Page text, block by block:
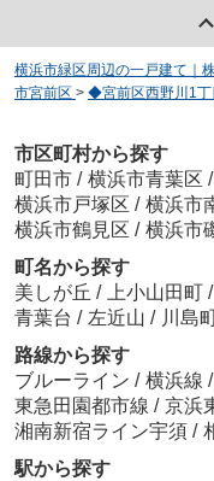
横浜市緑区周辺の一戸建て｜
市宮前区 > ◆宮前区西野川1
市区町村から探す
町田市 / 横浜市青葉区 /
横浜市戸塚区 / 横浜市
横浜市鶴見区 / 横浜市
町名から探す
美しが丘 / 上小山田町 /
青葉台 / 左近山 / 川島町
路線から探す
ブルーライン / 横浜線 /
東急田園都市線 / 京浜
湘南新宿ライン宇須 /
駅から探す